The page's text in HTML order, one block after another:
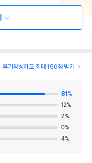
후기작성하고 최대 150점 받기
81 %
12%
2%
0%
4%